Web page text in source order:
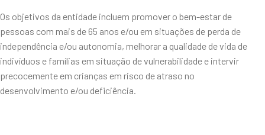
Os objetivos da entidade incluem promover o bem-estar de
pessoas com mais de 65 anos e/ou em situações de perda de
independência e/ou autonomia, melhorar a qualidade de vida de
indivíduos e famílias em situação de vulnerabilidade e intervir
precocemente em crianças em risco de atraso no
desenvolvimento e/ou deficiência.